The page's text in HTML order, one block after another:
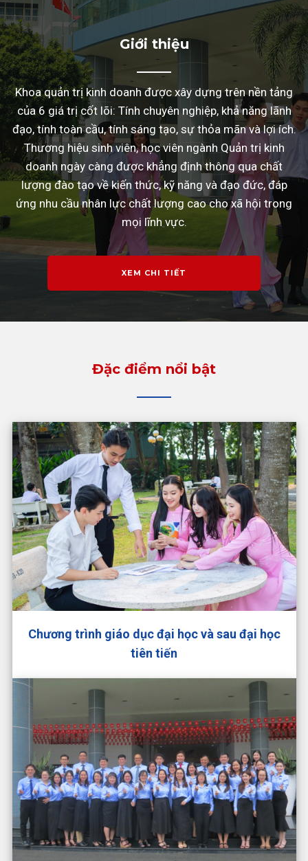
Giới thiệu
Khoa quản trị kinh doanh được xây dựng trên nền tảng
của 6 giá trị cốt lõi: Tính chuyên nghiệp, khả năng lãnh
đạo, tính toàn cầu, tính sáng tạo, sự thỏa mãn và lợi ích.
Thương hiệu sinh viên, học viên ngành Quản trị kinh
doanh ngày càng được khẳng định thông qua chất
lượng đào tạo về kiến thức, kỹ năng và đạo đức, đáp
ứng nhu cầu nhân lực chất lượng cao cho xã hội trong
mọi lĩnh vực.
XEM CHI TIẾT
Đặc điểm nổi bật
Chương trình giáo dục đại học và sau đại học
tiên tiến